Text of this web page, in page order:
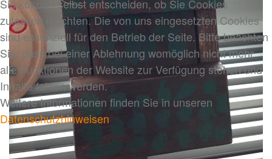
Sie können selbst entscheiden, ob Sie Cookies
zulassen möchten. Die von uns eingesetzten Cookies
sind essenziell für den Betrieb der Seite. Bitte beachten
Sie, dass bei einer Ablehnung womöglich nicht mehr
alle Funktionen der Website zur Verfügung stehen und
Inhalte fehlen werden.
Weitere Informationen finden Sie in unseren
Datenschutzhinweisen